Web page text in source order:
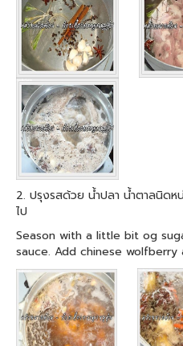
2. ปรุงรสด้วย น้ำปลา น้ำตาลนิดห
ไป
Season with a little bit og
sauce. Add chinese wolfberry